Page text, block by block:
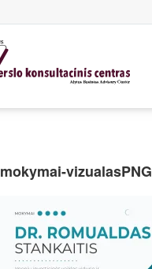
mokymai-vizualasPNG